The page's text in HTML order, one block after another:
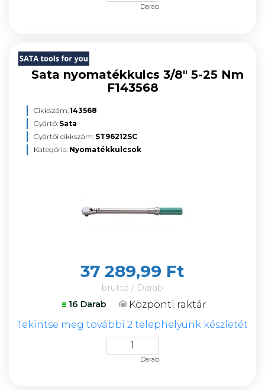
Darab
Sata nyomatékkulcs 3/8" 5-25 Nm
F143568
Cikkszám:143568
Gyártó: Sata
Gyártói cikkszám: ST96212SC
Kategória: Nyomatékkulcsok
37 289,99 Ft
bruttó / Darab
16 Darab
Központi raktár
Tekintse meg további 2 telephelyünk készletét
Darab